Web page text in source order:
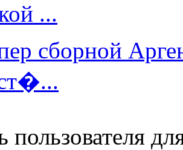
...
сборной